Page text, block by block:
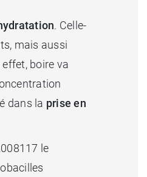
. Celle-
mais aussi
boire va
dans la prise en
le